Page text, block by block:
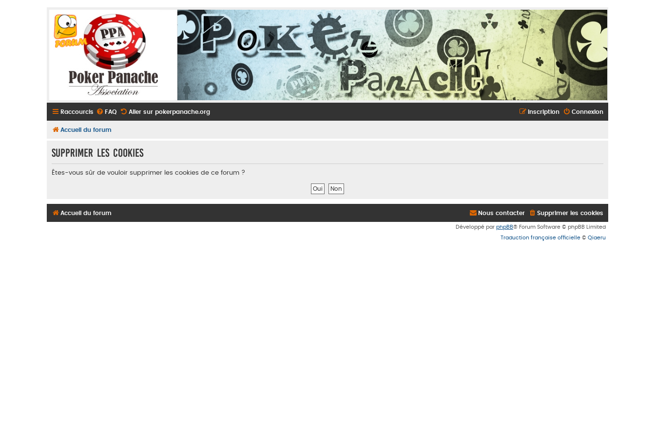
Raccourcis FAQ Aller sur pokerpanache.org Connexion
Inscription
Accueil du forum
Supprimer les cookies
Êtes-vous sûr de vouloir supprimer les cookies de ce forum ?
Accueil du forum Supprimer les cookies
Nous contacter
Développé par phpBB® Forum Software © phpBB Limited
Traduction française officielle © Qiaeru